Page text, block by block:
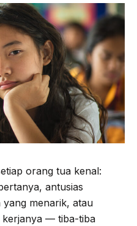
orang tua kenal:
antusias
menarik, atau
kerjanya — tiba-tiba